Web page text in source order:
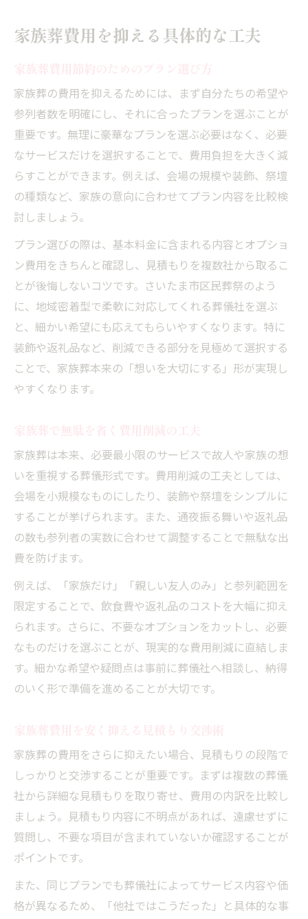
家族葬費用を抑える具体的な工夫
家族葬の費用を抑えるためには、まず自分たちの希望や
参列者数を明確にし、それに合ったプランを選ぶことが
重要です。無理に豪華なプランを選ぶ必要はなく、必要
なサービスだけを選択することで、費用負担を大きく減
らすことができます。例えば、会場の規模や装飾、祭壇
の種類など、家族の意向に合わせてプラン内容を比較検
討しましょう。
プラン選びの際は、基本料金に含まれる内容とオプショ
ン費用をきちんと確認し、見積もりを複数社から取るこ
とが後悔しないコツです。さいたま市区民葬祭のよう
に、地域密着型で柔軟に対応してくれる葬儀社を選ぶ
と、細かい希望にも応えてもらいやすくなります。特に
装飾や返礼品など、削減できる部分を見極めて選択する
ことで、家族葬本来の「想いを大切にする」形が実現し
やすくなります。
家族葬は本来、必要最小限のサービスで故人や家族の想
いを重視する葬儀形式です。費用削減の工夫としては、
会場を小規模なものにしたり、装飾や祭壇をシンプルに
することが挙げられます。また、通夜振る舞いや返礼品
の数も参列者の実数に合わせて調整することで無駄な出
費を防げます。
例えば、「家族だけ」「親しい友人のみ」と参列範囲を
限定することで、飲食費や返礼品のコストを大幅に抑え
られます。さらに、不要なオプションをカットし、必要
なものだけを選ぶことが、現実的な費用削減に直結しま
す。細かな希望や疑問点は事前に葬儀社へ相談し、納得
のいく形で準備を進めることが大切です。
家族葬の費用をさらに抑えたい場合、見積もりの段階で
しっかりと交渉することが重要です。まずは複数の葬儀
社から詳細な見積もりを取り寄せ、費用の内訳を比較し
ましょう。見積もり内容に不明点があれば、遠慮せずに
質問し、不要な項目が含まれていないか確認することが
ポイントです。
また、同じプランでも葬儀社によってサービス内容や価
格が異なるため、「他社ではこうだった」と具体的な事